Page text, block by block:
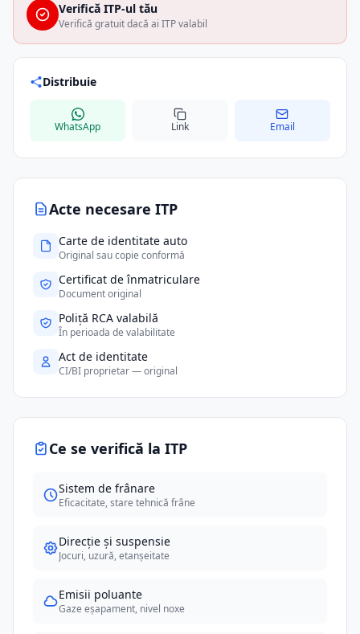
Acte necesare ITP
Carte de identitate auto
Original sau copie conformă
Certificat de înmatriculare
Document original
Poliță RCA valabilă
În perioada de valabilitate
Act de identitate
CI/BI proprietar — original
Ce se verifică la ITP
Sistem de frânare
Eficacitate, stare tehnică frâne
Direcție și suspensie
Jocuri, uzură, etanșeitate
Emisii poluante
Gaze eșapament, nivel noxe
Verifică ITP-ul tău
Verifică gratuit dacă ai ITP valabil
Distribuie
WhatsApp Link Email